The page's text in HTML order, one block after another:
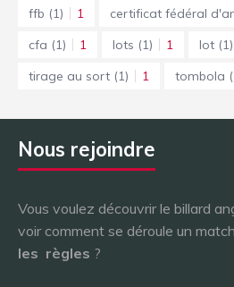
ffb (1) 1 certificat fédéral
cfa (1) 1 lots (1) 1 lot (1)
tirage au sort (1) 1 tombola
Nous rejoindre
Vous voulez découvrir le billard
voir comment se déroule un
les règles ?